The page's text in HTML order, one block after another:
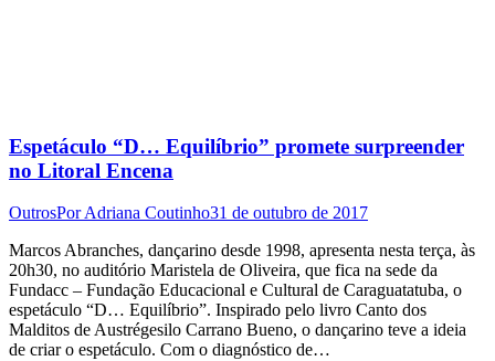
Espetáculo “D… Equilíbrio” promete surpreender
no Litoral Encena
OutrosPorAdriana Coutinho31 de outubro de 2017
Marcos Abranches, dançarino desde 1998, apresenta nesta terça, às
20h30, no auditório Maristela de Oliveira, que fica na sede da
Fundacc – Fundação Educacional e Cultural de Caraguatatuba, o
espetáculo “D… Equilíbrio”. Inspirado pelo livro Canto dos
Malditos de Austrégesilo Carrano Bueno, o dançarino teve a ideia
de criar o espetáculo. Com o diagnóstico de…